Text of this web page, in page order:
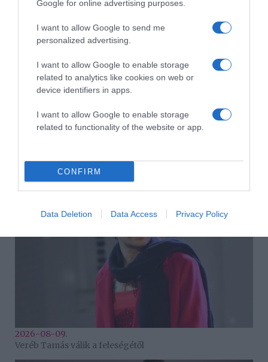
Google for online advertising purposes.
I want to allow Google to send me
personalized advertising.
I want to allow Google to enable storage
related to analytics like cookies on web or
device identifiers in apps.
I want to allow Google to enable storage
related to functionality of the website or app.
CONFIRM
Data Deletion Data Access Privacy Policy
Ha izzadsz, erre a 3 létfontosságú elemre van szükség
2026-08-09.
Veréb Tamás válik a feleségétől